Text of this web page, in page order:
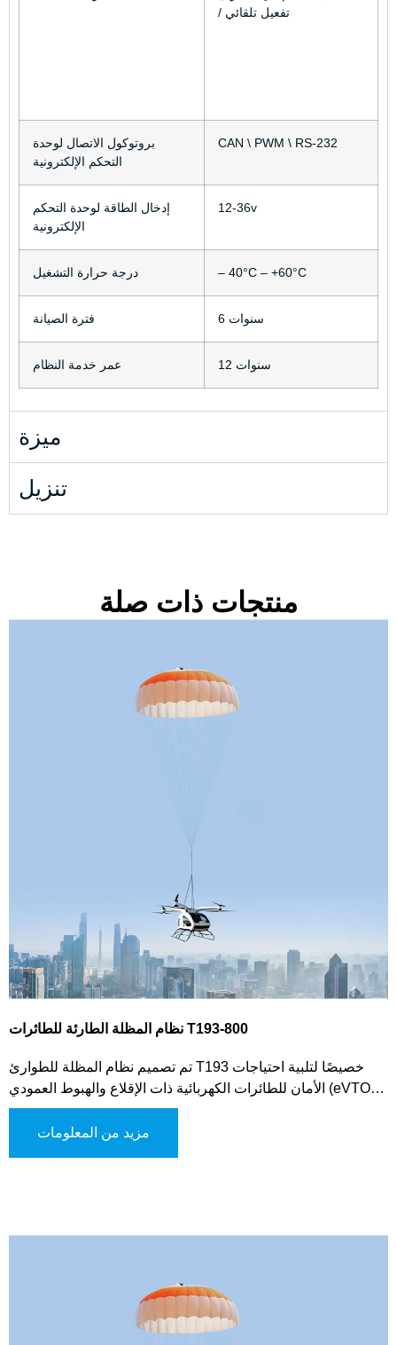
/ تفعيل تلقائي
بروتوكول الاتصال لوحدة
التحكم الإلكترونية
CAN \ PWM \ RS-232
إدخال الطاقة لوحدة التحكم
الإلكترونية
12-36v
درجة حرارة التشغيل – 40°C – +60°C
فترة الصيانة 6 سنوات
عمر خدمة النظام 12 سنوات
ميزة
تنزيل
منتجات ذات صلة
نظام المظلة الطارئة للطائرات T193-800
تم تصميم نظام المظلة للطوارئ T193 خصيصًا لتلبية احتياجات
الأمان للطائرات الكهربائية ذات الإقلاع والهبوط العمودي (eVTOL)،
والطائرات متعددة المحركات ذات الارتفاع المنخفض، والمركبات
الجوية المشابهة. يستخدم هذا النظام المتطور آلية طرد الغاز لنشر
مزيد من المعلومات